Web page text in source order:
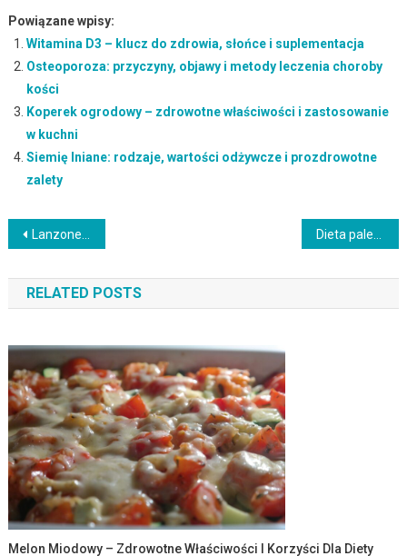
Powiązane wpisy:
Witamina D3 – klucz do zdrowia, słońce i suplementacja
Osteoporoza: przyczyny, objawy i metody leczenia choroby
kości
Koperek ogrodowy – zdrowotne właściwości i zastosowanie
w kuchni
Siemię lniane: rodzaje, wartości odżywcze i prozdrowotne
zalety
Nawigacja
wpisu
Lanzones – tropikalny owoc pełen zdrowotnych korzyści
RELATED POSTS
Melon Miodowy – Zdrowotne Właściwości I Korzyści Dla Diety